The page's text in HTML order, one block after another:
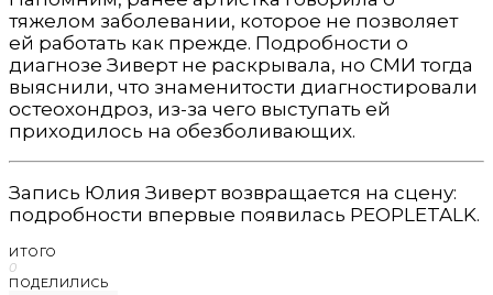
тяжелом заболевании, которое не позволяет
ей работать как прежде. Подробности о
диагнозе Зиверт не раскрывала, но СМИ тогда
выяснили, что знаменитости диагностировали
остеохондроз, из-за чего выступать ей
приходилось на обезболивающих.
Запись Юлия Зиверт возвращается на сцену:
подробности впервые появилась PEOPLETALK.
ИТОГО
0
ПОДЕЛИЛИСЬ